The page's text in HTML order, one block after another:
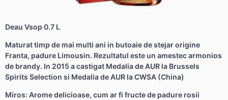
Deau Vsop 0.7 L
Maturat timp de mai multi ani in butoaie de stejar origine
Franta, padure Limousin. Rezultatul este un amestec armonios
de brandy. In 2015 a castigat Medalia de AUR la Brussels
Spirits Selection si Medalia de AUR la CWSA (China)
Miros: Arome delicioase, cum ar fi fructe de padure rosii